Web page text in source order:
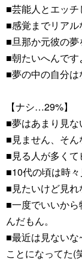
■芸能人とエッ
■感覚までリアル
■旦那か元彼の夢
■朝たいへんです
■夢の中の自分は
【ナシ…29%】
■夢はあまり見
■見ません、そん
■見る人が多くて
■10代の頃は時々
■見たいけど見れ
■一度でいいか
んだもん。
■最近は見ない
ことになってた(